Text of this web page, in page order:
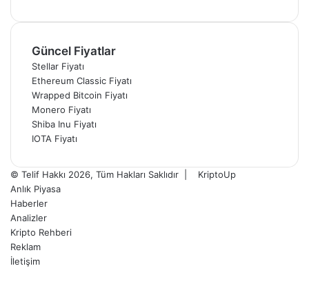
Güncel Fiyatlar
Stellar Fiyatı
Ethereum Classic Fiyatı
Wrapped Bitcoin Fiyatı
Monero Fiyatı
Shiba Inu Fiyatı
IOTA Fiyatı
© Telif Hakkı 2026, Tüm Hakları Saklıdır |
KriptoUp
Anlık Piyasa
Haberler
Analizler
Kripto Rehberi
Reklam
İletişim